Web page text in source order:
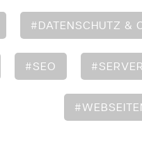
#DATENSCHUTZ &
#SEO #SERVER